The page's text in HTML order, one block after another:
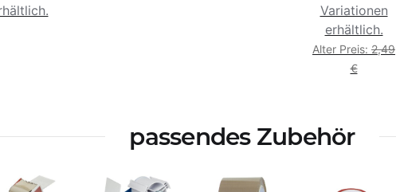
Variationen
erhältlich.
Alter Preis: 2,49
€
passendes Zubehör